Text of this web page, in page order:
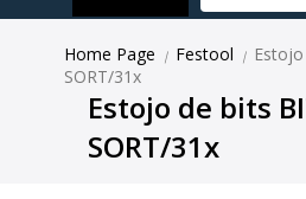
Home Page | Festool |
SORT/31x
Estojo de bits
SORT/31x